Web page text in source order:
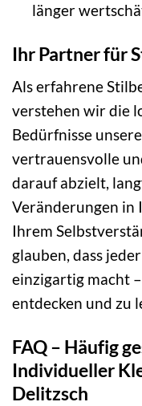
länger
Ihr Partner für
Als erfahrene
verstehen wir die
Bedürfnisse
vertrauensvolle
darauf abzielt,
Veränderungen in
Ihrem
glauben, dass
einzigartig macht
entdecken und zu
FAQ – Häufig
Individueller
Delitzsch